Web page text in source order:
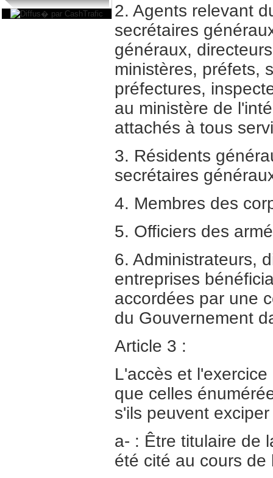
2. Agents relevant
secrétaires
généraux,
ministères, préfets,
préfectures,
au ministère de
attachés à tous
3. Résidents
secrétaires
4. Membres des
5. Officiers des
6. Administrateurs,
entreprises
accordées par une
du Gouvernement
Article 3 :
L'accès et
que celles
s'ils peuvent
a- : Être titulaire de
été cité au cours